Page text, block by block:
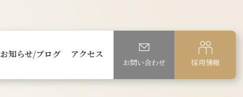
お知らせ/ブログ アクセス
お問い合わせ 採用情報